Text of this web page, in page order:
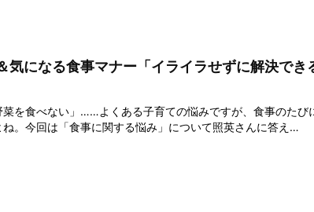
気になる食事マナー「イライラせずに解決でき
菜を食べない」……よくある子育ての悩みですが、食事のたび
。今回は「食事に関する悩み」について照英さんに答え…